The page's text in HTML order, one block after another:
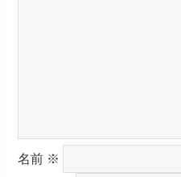
名前 ※